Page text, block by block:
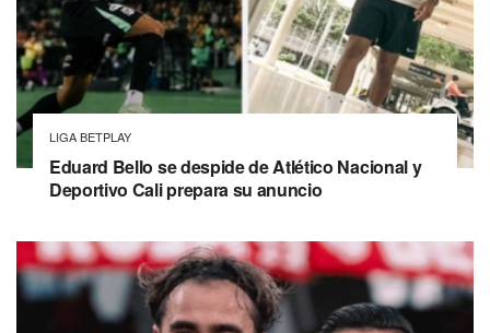
LIGA BETPLAY
Eduard Bello se despide de Atlético Nacional y
Deportivo Cali prepara su anuncio